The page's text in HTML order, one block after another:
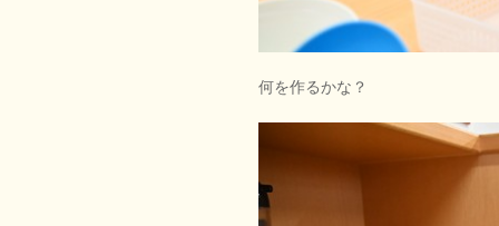
何を作るかな？